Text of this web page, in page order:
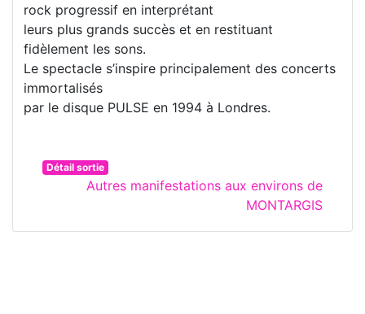
rock progressif en interprétant
leurs plus grands succès et en restituant
fidèlement les sons.
Le spectacle s’inspire principalement des concerts
immortalisés
par le disque PULSE en 1994 à Londres.
Détail sortie
Autres manifestations aux environs de
MONTARGIS